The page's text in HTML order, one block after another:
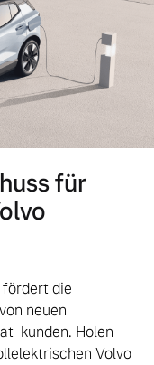
für
fördert die
neuen
kunden. Holen
Volvo